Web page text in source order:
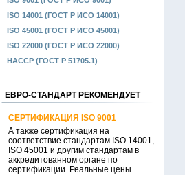
ISO 14001 (ГОСТ Р ИСО 14001)
ISO 45001 (ГОСТ Р ИСО 45001)
ISO 22000 (ГОСТ Р ИСО 22000)
HACCP (ГОСТ Р 51705.1)
ЕВРО-СТАНДАРТ РЕКОМЕНДУЕТ
СЕРТИФИКАЦИЯ ISO 9001
А также сертификация на
соответствие стандартам ISO 14001,
ISO 45001 и другим стандартам в
аккредитованном органе по
сертификации. Реальные цены.